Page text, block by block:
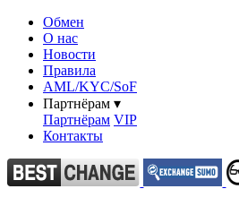
Обмен
О нас
Новости
Правила
AML/KYC/SoF
Партнёрам ▾
Партнёрам VIP
Контакты